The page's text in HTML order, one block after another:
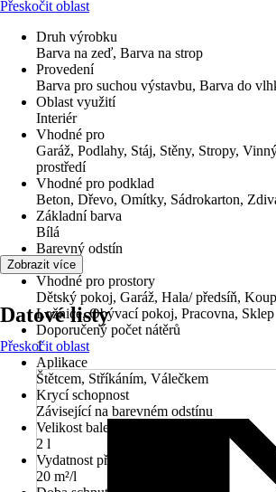
Přeskočit oblast
Druh výrobku
Barva na zeď, Barva na strop
Provedení
Barva pro suchou výstavbu, Barva do
Oblast využití
Interiér
Vhodné pro
Garáž, Podlahy, Stáj, Stěny, Stropy,
prostředí
Vhodné pro podklad
Beton, Dřevo, Omítky, Sádrokarton,
Základní barva
Bílá
Barevný odstín
Bílá
Vhodné pro prostory
Dětský pokoj, Garáž, Hala/ předsíň,
Ložnice, Obývací pokoj, Pracovna, Sklep
Doporučený počet nátěrů
1
Aplikace
Štětcem, Stříkáním, Válečkem
Krycí schopnost
Závisející na barevném odstínu
Velikost balení
2 l
Vydatnost při jednom nátěru
20 m²/l
Zobrazit více
Datové listy
Přeskočit oblast